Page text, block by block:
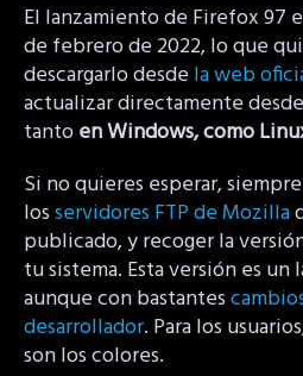
El lanzamiento de Firefox 97
de febrero de 2022, lo que
descargarlo desdela web
actualizar directamente
tantoen Windows, como
Si no quieres esperar,
losservidores FTP de Mozilla
publicado, y recoger la
tu sistema. Esta versión es
aunque con bastantes
desarrollador. Para los
son los colores.